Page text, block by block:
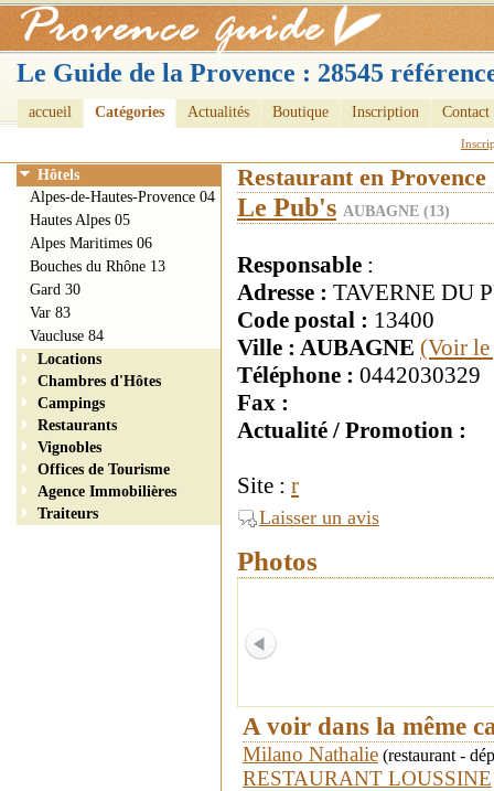
Le Guide de la Provence : 28545
accueil Catégories Actualités Boutique Inscription Contact
Restaurant en Provence
Le Pub's AUBAGNE (13)
Responsable :
Adresse : TAVERNE DU
Code postal : 13400
Ville : AUBAGNE (Voir
Téléphone : 0442030329
Fax :
Actualité / Promotion :
Site : r
Laisser un avis
Photos
A voir dans la même
Milano Nathalie (restaurant -
RESTAURANT LOUSSINE
Hôtels
Alpes-de-Hautes-Provence 04
Hautes Alpes 05
Alpes Maritimes 06
Bouches du Rhône 13
Gard 30
Var 83
Vaucluse 84
Locations
Chambres d'Hôtes
Campings
Restaurants
Vignobles
Offices de Tourisme
Agence Immobilières
Traiteurs